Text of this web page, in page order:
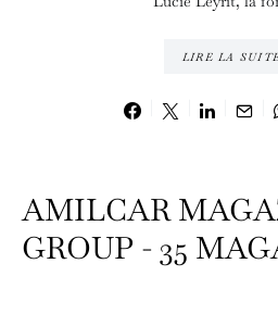
LIRE LA
AMILCAR
GROUP - 35